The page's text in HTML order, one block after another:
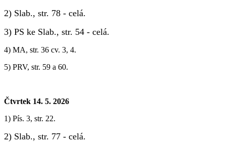
2) Slab., str. 78 - celá.
3) PS ke Slab., str. 54 - celá.
4) MA, str. 36 cv. 3, 4.
5) PRV, str. 59 a 60.
Čtvrtek 14. 5. 2026
1) Pís. 3, str. 22.
2) Slab., str. 77 - celá.